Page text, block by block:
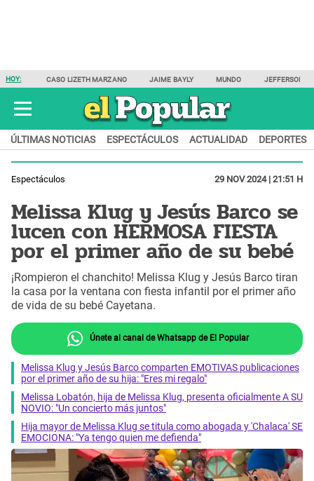
HOY: CASO LIZETH MARZANO JAIME BAYLY MUNDO JEFFERSON
ÚLTIMAS NOTICIAS ESPECTÁCULOS ACTUALIDAD DEPORTES
Espectáculos 29 NOV 2024 | 21:51 H
Melissa Klug y Jesús Barco se
lucen con HERMOSA FIESTA
por el primer año de su bebé
¡Rompieron el chanchito! Melissa Klug y Jesús Barco tiran
la casa por la ventana con fiesta infantil por el primer año
de vida de su bebé Cayetana.
Únete al canal de Whatsapp de El Popular
Melissa Klug y Jesús Barco comparten EMOTIVAS publicaciones
por el primer año de su hija: "Eres mi regalo"
Melissa Lobatón, hija de Melissa Klug, presenta oficialmente A SU
NOVIO: "Un concierto más juntos"
Hija mayor de Melissa Klug se titula como abogada y 'Chalaca' SE
EMOCIONA: "Ya tengo quien me defienda"